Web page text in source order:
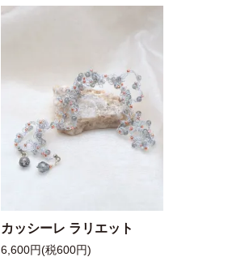
カッシーレ ラリエット
6,600円(税600円)